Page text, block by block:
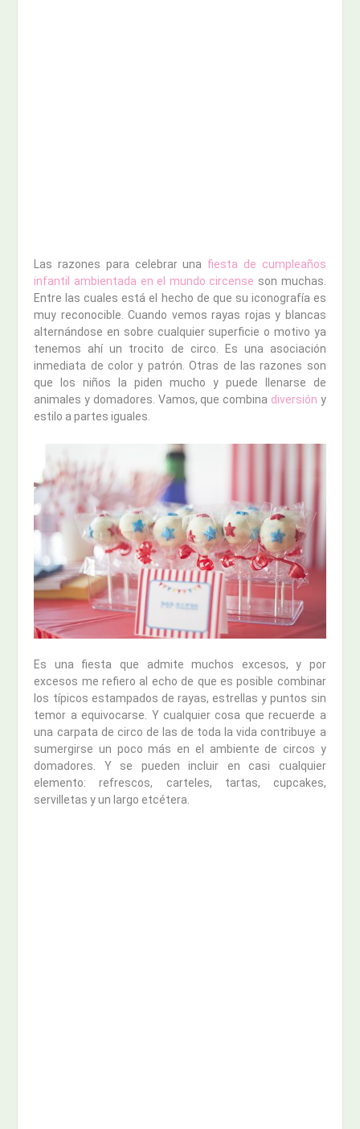
Las razones para celebrar una fiesta de cumpleaños
infantil ambientada en el mundo circense son muchas.
Entre las cuales está el hecho de que su iconografía es
muy reconocible. Cuando vemos rayas rojas y blancas
alternándose en sobre cualquier superficie o motivo ya
tenemos ahí un trocito de circo. Es una asociación
inmediata de color y patrón. Otras de las razones son
que los niños la piden mucho y puede llenarse de
animales y domadores. Vamos, que combina diversión y
estilo a partes iguales.
Es una fiesta que admite muchos excesos, y por
excesos me refiero al echo de que es posible combinar
los típicos estampados de rayas, estrellas y puntos sin
temor a equivocarse. Y cualquier cosa que recuerde a
una carpata de circo de las de toda la vida contribuye a
sumergirse un poco más en el ambiente de circos y
domadores. Y se pueden incluir en casi cualquier
elemento: refrescos, carteles, tartas, cupcakes,
servilletas y un largo etcétera.